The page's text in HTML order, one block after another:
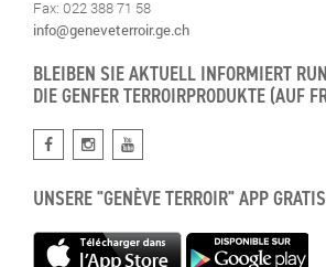
Fax: 022 388 71 58
info@geneveterroir.ge.ch
BLEIBEN SIE AKTUELL INFORMIERT
DIE GENFER TERROIRPRODUKTE (AUF
UNSERE "GENÈVE TERROIR" APP